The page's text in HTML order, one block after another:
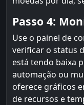
Passo 4:
Use o painel de
verificar o status
está tendo baixa
automação ou
oferece gráficos
de recursos e